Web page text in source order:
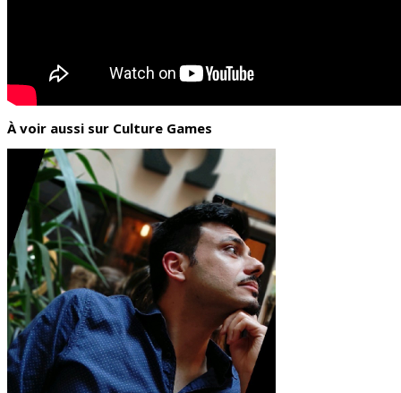
À voir aussi sur Culture Games